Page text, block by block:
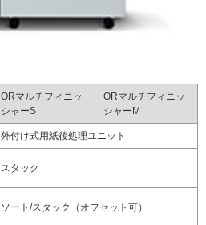
ORマルチフィニッ
シャーS
ORマルチフィニッ
シャーM
外付け式用紙後処理ユニット
スタック
ソート/スタック（オフセット可）